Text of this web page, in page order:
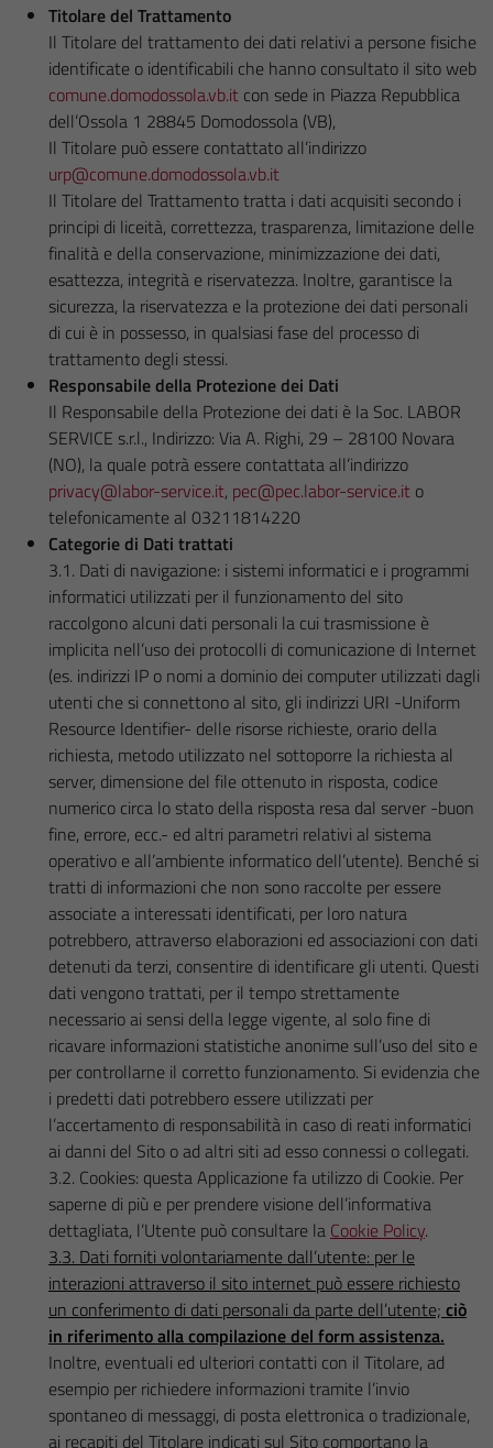
Titolare del Trattamento
Il Titolare del trattamento dei dati relativi a persone fisiche
identificate o identificabili che hanno consultato il sito web
comune.domodossola.vb.it con sede in Piazza Repubblica
dell’Ossola 1 28845 Domodossola (VB),
Il Titolare può essere contattato all’indirizzo
urp@comune.domodossola.vb.it
Il Titolare del Trattamento tratta i dati acquisiti secondo i
principi di liceità, correttezza, trasparenza, limitazione delle
finalità e della conservazione, minimizzazione dei dati,
esattezza, integrità e riservatezza. Inoltre, garantisce la
sicurezza, la riservatezza e la protezione dei dati personali
di cui è in possesso, in qualsiasi fase del processo di
trattamento degli stessi.
Responsabile della Protezione dei Dati
Il Responsabile della Protezione dei dati è la Soc. LABOR
SERVICE s.r.l., Indirizzo: Via A. Righi, 29 – 28100 Novara
(NO), la quale potrà essere contattata all’indirizzo
privacy@labor-service.it, pec@pec.labor-service.it o
telefonicamente al 03211814220
Categorie di Dati trattati
3.1. Dati di navigazione: i sistemi informatici e i programmi
informatici utilizzati per il funzionamento del sito
raccolgono alcuni dati personali la cui trasmissione è
implicita nell’uso dei protocolli di comunicazione di Internet
(es. indirizzi IP o nomi a dominio dei computer utilizzati dagli
utenti che si connettono al sito, gli indirizzi URI -Uniform
Resource Identifier- delle risorse richieste, orario della
richiesta, metodo utilizzato nel sottoporre la richiesta al
server, dimensione del file ottenuto in risposta, codice
numerico circa lo stato della risposta resa dal server -buon
fine, errore, ecc.- ed altri parametri relativi al sistema
operativo e all’ambiente informatico dell’utente). Benché si
tratti di informazioni che non sono raccolte per essere
associate a interessati identificati, per loro natura
potrebbero, attraverso elaborazioni ed associazioni con dati
detenuti da terzi, consentire di identificare gli utenti. Questi
dati vengono trattati, per il tempo strettamente
necessario ai sensi della legge vigente, al solo fine di
ricavare informazioni statistiche anonime sull’uso del sito e
per controllarne il corretto funzionamento. Si evidenzia che
i predetti dati potrebbero essere utilizzati per
l’accertamento di responsabilità in caso di reati informatici
ai danni del Sito o ad altri siti ad esso connessi o collegati.
3.2. Cookies: questa Applicazione fa utilizzo di Cookie. Per
saperne di più e per prendere visione dell’informativa
dettagliata, l’Utente può consultare la Cookie Policy.
3.3. Dati forniti volontariamente dall’utente: per le
interazioni attraverso il sito internet può essere richiesto
un conferimento di dati personali da parte dell’utente; ciò
in riferimento alla compilazione del form assistenza.
Inoltre, eventuali ed ulteriori contatti con il Titolare, ad
esempio per richiedere informazioni tramite l’invio
spontaneo di messaggi, di posta elettronica o tradizionale,
ai recapiti del Titolare indicati sul Sito comportano la